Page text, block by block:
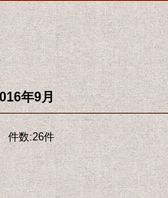
年9月
件数:26件